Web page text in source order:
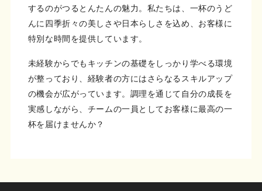
するのがつるとんたんの魅力。私たちは、一杯のうど
んに四季折々の美しさや日本らしさを込め、お客様に
特別な時間を提供しています。
未経験からでもキッチンの基礎をしっかり学べる環境
が整っており、経験者の方にはさらなるスキルアップ
の機会が広がっています。調理を通じて自分の成長を
実感しながら、チームの一員としてお客様に最高の一
杯を届けませんか？